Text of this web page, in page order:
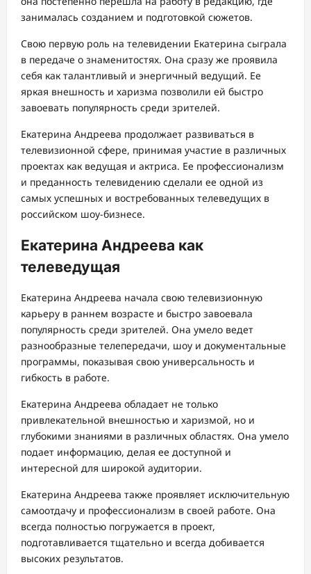
занималась созданием и подготовкой сюжетов.
Свою первую роль на телевидении Екатерина сыграла
в передаче о знаменитостях. Она сразу же проявила
себя как талантливый и энергичный ведущий. Ее
яркая внешность и харизма позволили ей быстро
завоевать популярность среди зрителей.
Екатерина Андреева продолжает развиваться в
телевизионной сфере, принимая участие в различных
проектах как ведущая и актриса. Ее профессионализм
и преданность телевидению сделали ее одной из
самых успешных и востребованных телеведущих в
российском шоу-бизнесе.
Екатерина Андреева как
телеведущая
Екатерина Андреева начала свою телевизионную
карьеру в раннем возрасте и быстро завоевала
популярность среди зрителей. Она умело ведет
разнообразные телепередачи, шоу и документальные
программы, показывая свою универсальность и
гибкость в работе.
Екатерина Андреева обладает не только
привлекательной внешностью и харизмой, но и
глубокими знаниями в различных областях. Она умело
подает информацию, делая ее доступной и
интересной для широкой аудитории.
Екатерина Андреева также проявляет исключительную
самоотдачу и профессионализм в своей работе. Она
всегда полностью погружается в проект,
подготавливается тщательно и всегда добивается
высоких результатов.